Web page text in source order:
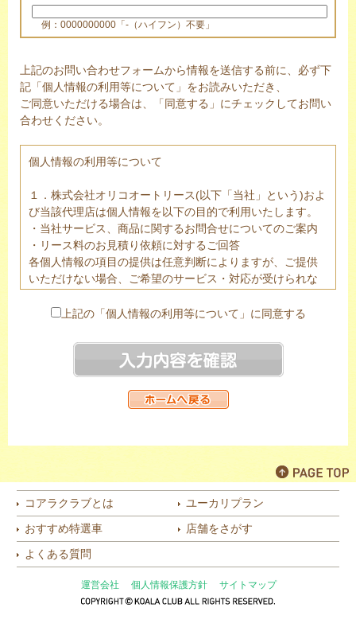
例：0000000000「-（ハイフン）不要」
上記のお問い合わせフォームから情報を送信する前に、必ず下
記「個人情報の利用等について」をお読みいただき、
ご同意いただける場合は、「同意する」にチェックしてお問い
合わせください。
個人情報の利用等について
１．株式会社オリコオートリース(以下「当社」という)およ
び当該代理店は個人情報を以下の目的で利用いたします。
・当社サービス、商品に関するお問合せについてのご案内
・リース料のお見積り依頼に対するご回答
各個人情報の項目の提供は任意判断によりますが、ご提供
いただけない場合、ご希望のサービス・対応が受けられな
２．ご提供頂きました個人情報は、法令に基づく場合を除
る場合がございます。
３．当社は個人情報の取扱業務の全部または一部を個人情
報保護体制について一定の水準を満たしていると認められ
る委託先に委託する場合があります。
４．個人情報の開示等（利用目的の通知、開示、内容の訂
の停止）は以下の問合わせ窓口にて受け付けております。
株式会社オリコオートリース 個人情報管理責任者 コン
プライアンス・リスク管理部長
〒110-0016 東京都台東区台東2-27-5 日土地御徒町ビル
TEL：03(6860)0706
（月～金 9:30～18:00 ただし土日・祝祭日を除く）
KOALA CLUB 御前崎店 株式会社松井モータース 個人
上記の「個人情報の利用等について」に同意する
コアラクラブとは
ユーカリプラン
おすすめ特選車
店舗をさがす
よくある質問
運営会社 個人情報保護方針 サイトマップ